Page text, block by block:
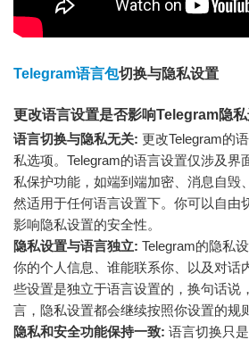
Telegram语言包切换与隐私设置
更改语言设置是否影响Telegram隐
语言切换与隐私无关: 更改Telegram的
私选项。Telegram的语言设置仅涉及界
私保护功能，如端到端加密、消息自毁
然适用于任何语言设置下。你可以自由
影响隐私设置的安全性。
隐私设置与语言独立: Telegram的隐私
你的个人信息、谁能联系你、以及对话
些设置是独立于语言设置的，换句话说
言，隐私设置都会继续按照你设置的规
隐私和安全功能保持一致: 语言切换只